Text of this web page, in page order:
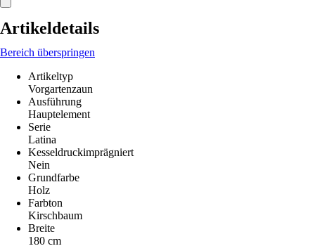
Artikeldetails
Bereich überspringen
Artikeltyp
Vorgartenzaun
Ausführung
Hauptelement
Serie
Latina
Kesseldruckimprägniert
Nein
Grundfarbe
Holz
Farbton
Kirschbaum
Breite
180 cm